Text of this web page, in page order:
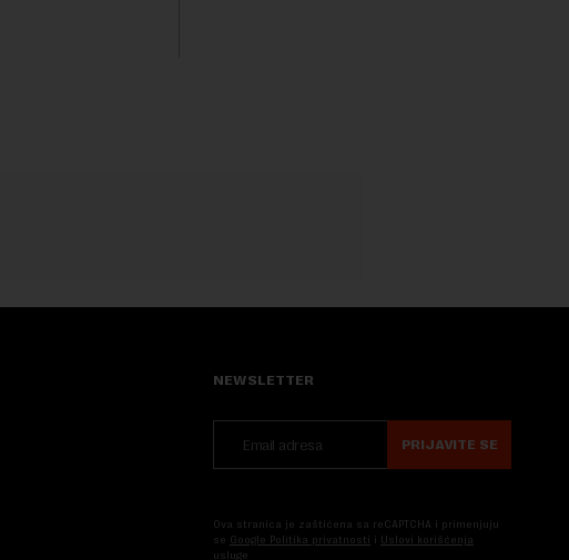
NEWSLETTER
PRIJAVITE SE
Ova stranica je zaštićena sa reCAPTCHA i primenjuju
se Google Politika privatnosti i Uslovi korišćenja
usluge